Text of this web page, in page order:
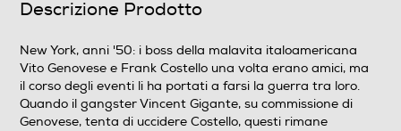
Sistema TV
Pal
Descrizione Prodotto
New York, anni '50: i boss della malavita italoamericana
Vito Genovese e Frank Costello una volta erano amici, ma
il corso degli eventi li ha portati a farsi la guerra tra loro.
Quando il gangster Vincent Gigante, su commissione di
Genovese, tenta di uccidere Costello, questi rimane